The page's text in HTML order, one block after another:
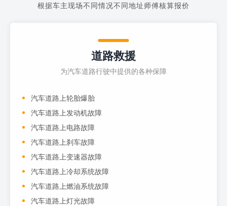
根据车主现场不同情况不同地址师傅核算报价
道路救援
为汽车道路行驶中提供的各种保障
汽车道路上轮胎爆胎
汽车道路上发动机故障
汽车道路上电路故障
汽车道路上刹车故障
汽车道路上变速器故障
汽车道路上冷却系统故障
汽车道路上燃油系统故障
汽车道路上灯光故障